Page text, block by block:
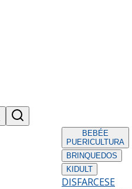
BEBÉE
PUERICULTURA
BRINQUEDOS
KIDULT
DISFARCESE